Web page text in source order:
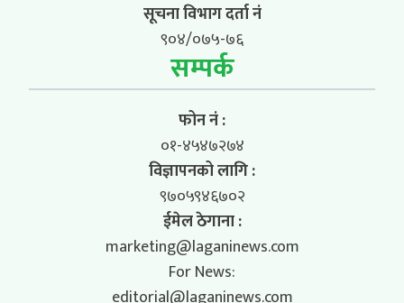
सूचना विभाग दर्ता नं
९०४/०७५-७६
सम्पर्क
फोन नं :
०१-४५४७२७४
विज्ञापनको लागि :
९७०५९४६७०२
ईमेल ठेगाना :
marketing@laganinews.com
For News: